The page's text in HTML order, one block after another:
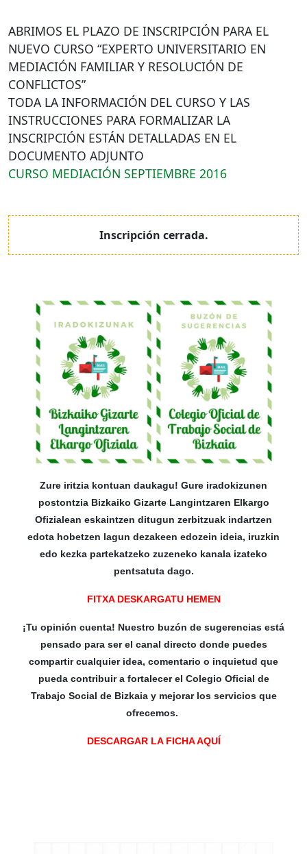
ABRIMOS EL PLAZO DE INSCRIPCIÓN PARA EL
NUEVO CURSO “EXPERTO UNIVERSITARIO EN
MEDIACIÓN FAMILIAR Y RESOLUCIÓN DE
CONFLICTOS”
TODA LA INFORMACIÓN DEL CURSO Y LAS
INSTRUCCIONES PARA FORMALIZAR LA
INSCRIPCIÓN ESTÁN DETALLADAS EN EL
DOCUMENTO ADJUNTO
CURSO MEDIACIÓN SEPTIEMBRE 2016
Inscripción cerrada.
Zure iritzia kontuan daukagu! Gure iradokizunen
postontzia Bizkaiko Gizarte Langintzaren Elkargo
Ofizialean eskaintzen ditugun zerbitzuak indartzen
edota hobetzen lagun dezakeen edozein ideia, iruzkin
edo kezka partekatzeko zuzeneko kanala izateko
pentsatuta dago.
FITXA DESKARGATU HEMEN
¡Tu opinión cuenta! Nuestro buzón de sugerencias está
pensado para ser el canal directo donde puedes
compartir cualquier idea, comentario o inquietud que
pueda contribuir a fortalecer el Colegio Oficial de
Trabajo Social de Bizkaia y mejorar los servicios que
ofrecemos.
DESCARGAR LA FICHA AQUÍ